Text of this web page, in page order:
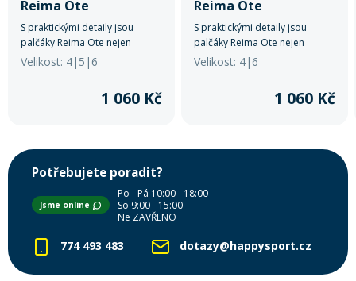
Reima Ote
S praktickými detaily jsou
palčáky Reima Ote nejen
skvělým funkčním vybavením
pro děti, ale také radostným a
zimní dobrodružství.
Velikost: 4|5|6
1 060 Kč
Reima Ote
S praktickými detaily jsou
palčáky Reima Ote nejen
skvělým funkčním vybavením
pro děti, ale také radostným a
zimní dobrodružství.
Velikost: 4|6
1 060 Kč
Potřebujete poradit?
Jsme online
Po - Pá 10:00 - 18:00
So 9:00 - 15:00
Ne ZAVŘENO
774 493 483 dotazy@happysport.cz